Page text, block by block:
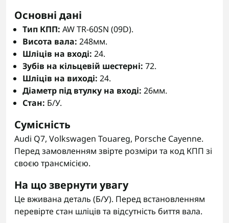
Основні дані
Тип КПП: AW TR-60SN (09D).
Висота вала: 248мм.
Шліців на вході: 24.
Зубів на кільцевій шестерні: 72.
Шліців на виході: 24.
Діаметр під втулку на вході: 26мм.
Стан: Б/У.
Сумісність
Audi Q7, Volkswagen Touareg, Porsche Cayenne.
Перед замовленням звірте розміри та код КПП зі
своєю трансмісією.
На що звернути увагу
Це вживана деталь (Б/У). Перед встановленням
перевірте стан шліців та відсутність биття вала.